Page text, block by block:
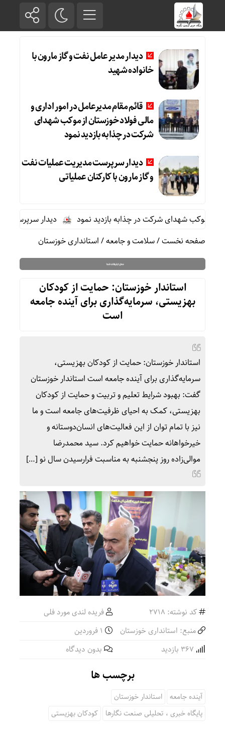
دیدار مدیر عامل نفت و گاز مارون با
خانواده شهید
قائم مقام مدیرعامل در امور اداری و
مالی فولاد خوزستان از موکب شهدای
شرکت در چذابه بازدید نمود
دیدار سرپرست مدیریت عملیات نفت
و گاز مارون با کارکنان عملیاتی
از موکب شهدای شرکت در چذابه بازدید نمود
دیدار سرپرست
صفحه نخست/سلامت و جامعه/استانداری خوزستان
استاندار خوزستان: حمایت از کودکان
بهزیستی، سرمایه‌گذاری برای آینده جامعه
است
استاندار خوزستان: حمایت از کودکان بهزیستی،
سرمایه‌گذاری برای آینده جامعه است استاندار خوزستان
گفت: بهبود شرایط تعلیم و تربیت و حمایت از کودکان
بهزیستی، کمک به احیای ظرفیت‌های جامعه است و ما
نیز با تمام توان از این فعالیت‌های انسان‌دوستانه و
خیرخواهانه حمایت خواهیم کرد. سید محمدرضا
موالی‌زاده روز پنجشنبه به مناسبت فرارسیدن سال نو […]
کد نوشته: 2718
فریده لندی مورد فلی
منبع: استانداری خوزستان
بدون دیدگاه
برچسب ها
آینده جامعه
استاندار خوزستان
پایگاه خبری ، تحلیلی صنعت نگارها
کودکان بهزیستی